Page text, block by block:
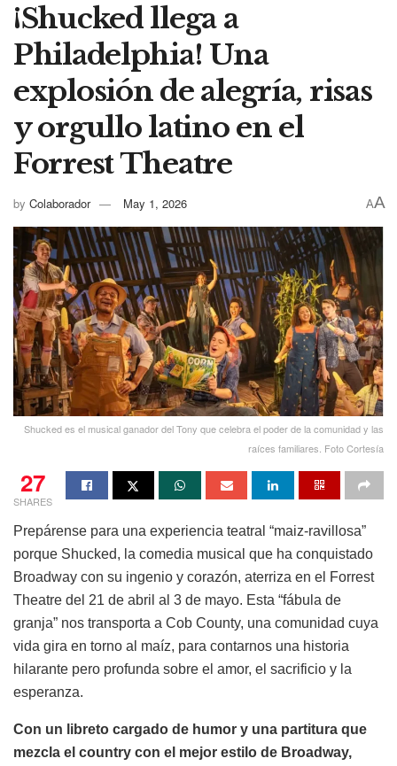
¡Shucked llega a
Philadelphia! Una
explosión de alegría, risas
y orgullo latino en el
Forrest Theatre
by Colaborador May 1, 2026 AA
Shucked es el musical ganador del Tony que celebra el poder de la comunidad y las
raíces familiares. Foto Cortesía
27
SHARES
Prepárense para una experiencia teatral “maiz-ravillosa”
porque Shucked, la comedia musical que ha conquistado
Broadway con su ingenio y corazón, aterriza en el Forrest
Theatre del 21 de abril al 3 de mayo. Esta “fábula de
granja” nos transporta a Cob County, una comunidad cuya
vida gira en torno al maíz, para contarnos una historia
hilarante pero profunda sobre el amor, el sacrificio y la
esperanza.
Con un libreto cargado de humor y una partitura que
mezcla el country con el mejor estilo de Broadway,